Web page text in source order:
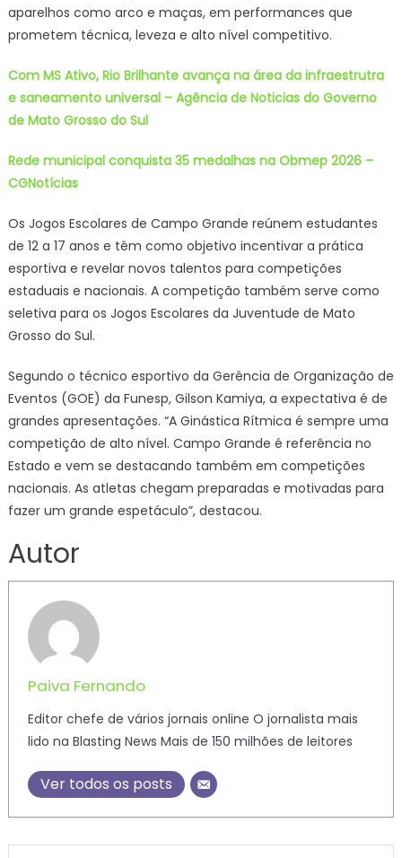
aparelhos como arco e maças, em performances que
prometem técnica, leveza e alto nível competitivo.
Com MS Ativo, Rio Brilhante avança na área da infraestrutra
e saneamento universal – Agência de Noticias do Governo
de Mato Grosso do Sul
Rede municipal conquista 35 medalhas na Obmep 2026 –
CGNotícias
Os Jogos Escolares de Campo Grande reúnem estudantes
de 12 a 17 anos e têm como objetivo incentivar a prática
esportiva e revelar novos talentos para competições
estaduais e nacionais. A competição também serve como
seletiva para os Jogos Escolares da Juventude de Mato
Grosso do Sul.
Segundo o técnico esportivo da Gerência de Organização de
Eventos (GOE) da Funesp, Gilson Kamiya, a expectativa é de
grandes apresentações. “A Ginástica Rítmica é sempre uma
competição de alto nível. Campo Grande é referência no
Estado e vem se destacando também em competições
nacionais. As atletas chegam preparadas e motivadas para
fazer um grande espetáculo”, destacou.
Autor
Paiva Fernando
Editor chefe de vários jornais online O jornalista mais
lido na Blasting News Mais de 150 milhões de leitores
Ver todos os posts